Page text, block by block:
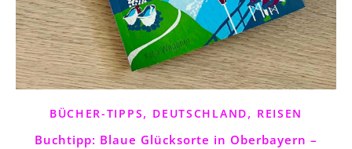
BÜCHER-TIPPS, DEUTSCHLAND, REISEN
Buchtipp: Blaue Glücksorte in Oberbayern –